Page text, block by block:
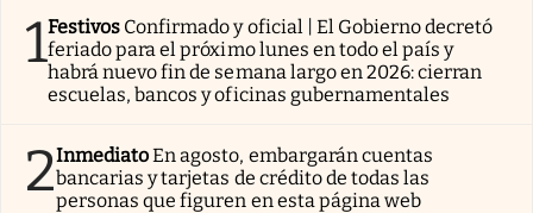
1Festivos Confirmado y oficial | El Gobierno decretó
feriado para el próximo lunes en todo el país y
habrá nuevo fin de semana largo en 2026: cierran
escuelas, bancos y oficinas gubernamentales
2InmediatoEn agosto, embargarán cuentas
bancarias y tarjetas de crédito de todas las
personas que figuren en esta página web